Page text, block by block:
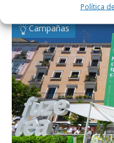
Política
Campañas